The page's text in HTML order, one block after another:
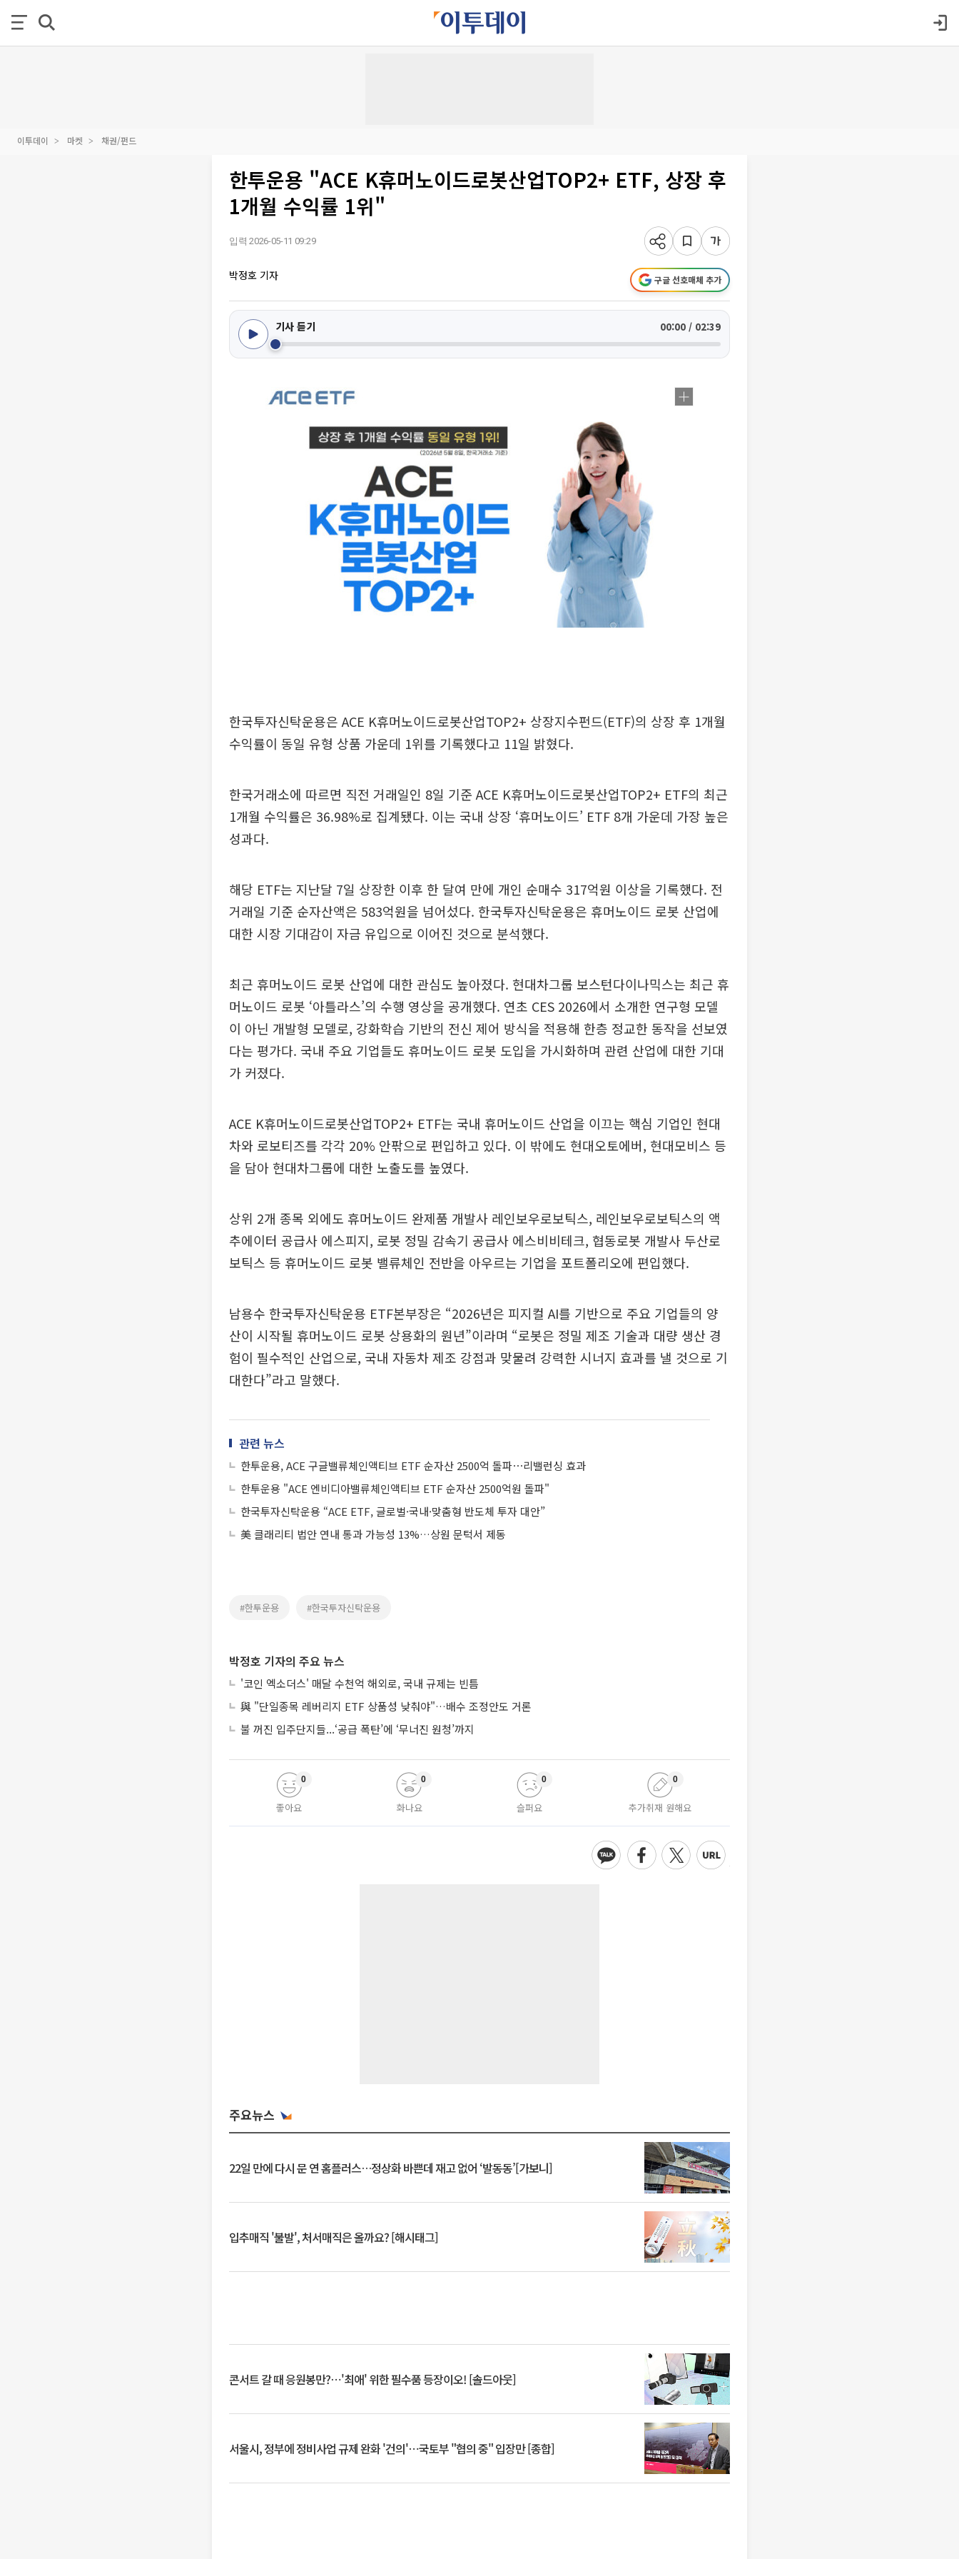
이투데이 마켓 채권/펀드
한투운용 "ACE K휴머노이드로봇산업TOP2+ ETF, 상장 후
1개월 수익률 1위"
입력 2026-05-11 09:29
박정호 기자 구글 선호매체 추가
기사 듣기 00:00 / 02:39
한국투자신탁운용은 ACE K휴머노이드로봇산업TOP2+ 상장지수펀드(ETF)의 상장 후 1개월
수익률이 동일 유형 상품 가운데 1위를 기록했다고 11일 밝혔다.
한국거래소에 따르면 직전 거래일인 8일 기준 ACE K휴머노이드로봇산업TOP2+ ETF의 최근
1개월 수익률은 36.98%로 집계됐다. 이는 국내 상장 ‘휴머노이드’ ETF 8개 가운데 가장 높은
성과다.
해당 ETF는 지난달 7일 상장한 이후 한 달여 만에 개인 순매수 317억원 이상을 기록했다. 전
거래일 기준 순자산액은 583억원을 넘어섰다. 한국투자신탁운용은 휴머노이드 로봇 산업에
대한 시장 기대감이 자금 유입으로 이어진 것으로 분석했다.
최근 휴머노이드 로봇 산업에 대한 관심도 높아졌다. 현대차그룹 보스턴다이나믹스는 최근 휴
머노이드 로봇 ‘아틀라스’의 수행 영상을 공개했다. 연초 CES 2026에서 소개한 연구형 모델
이 아닌 개발형 모델로, 강화학습 기반의 전신 제어 방식을 적용해 한층 정교한 동작을 선보였
다는 평가다. 국내 주요 기업들도 휴머노이드 로봇 도입을 가시화하며 관련 산업에 대한 기대
가 커졌다.
ACE K휴머노이드로봇산업TOP2+ ETF는 국내 휴머노이드 산업을 이끄는 핵심 기업인 현대
차와 로보티즈를 각각 20% 안팎으로 편입하고 있다. 이 밖에도 현대오토에버, 현대모비스 등
을 담아 현대차그룹에 대한 노출도를 높였다.
상위 2개 종목 외에도 휴머노이드 완제품 개발사 레인보우로보틱스, 레인보우로보틱스의 액
추에이터 공급사 에스피지, 로봇 정밀 감속기 공급사 에스비비테크, 협동로봇 개발사 두산로
보틱스 등 휴머노이드 로봇 밸류체인 전반을 아우르는 기업을 포트폴리오에 편입했다.
남용수 한국투자신탁운용 ETF본부장은 “2026년은 피지컬 AI를 기반으로 주요 기업들의 양
산이 시작될 휴머노이드 로봇 상용화의 원년”이라며 “로봇은 정밀 제조 기술과 대량 생산 경
험이 필수적인 산업으로, 국내 자동차 제조 강점과 맞물려 강력한 시너지 효과를 낼 것으로 기
대한다”라고 말했다.
관련 뉴스
한투운용, ACE 구글밸류체인액티브 ETF 순자산 2500억 돌파⋯리밸런싱 효과
한투운용 "ACE 엔비디아밸류체인액티브 ETF 순자산 2500억원 돌파"
한국투자신탁운용 “ACE ETF, 글로벌·국내·맞춤형 반도체 투자 대안”
美 클래리티 법안 연내 통과 가능성 13%…상원 문턱서 제동
#한투운용 #한국투자신탁운용
박정호 기자의 주요 뉴스
'코인 엑소더스' 매달 수천억 해외로, 국내 규제는 빈틈
與 "단일종목 레버리지 ETF 상품성 낮춰야"…배수 조정안도 거론
불 꺼진 입주단지들...‘공급 폭탄’에 ‘무너진 원청’까지
좋아요
0
화나요
0
슬퍼요
0
추가취재 원해요
0
주요뉴스
22일 만에 다시 문 연 홈플러스…정상화 바쁜데 재고 없어 ‘발동동’[가보니]
입추매직 '불발', 처서매직은 올까요? [해시태그]
콘서트 갈 때 응원봉만?⋯'최애' 위한 필수품 등장이오! [솔드아웃]
서울시, 정부에 정비사업 규제 완화 '건의'⋯국토부 "협의 중" 입장만 [종합]